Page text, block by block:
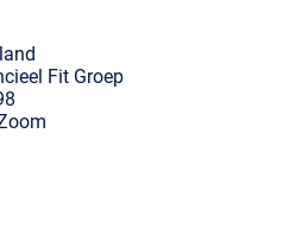
Fit Groep